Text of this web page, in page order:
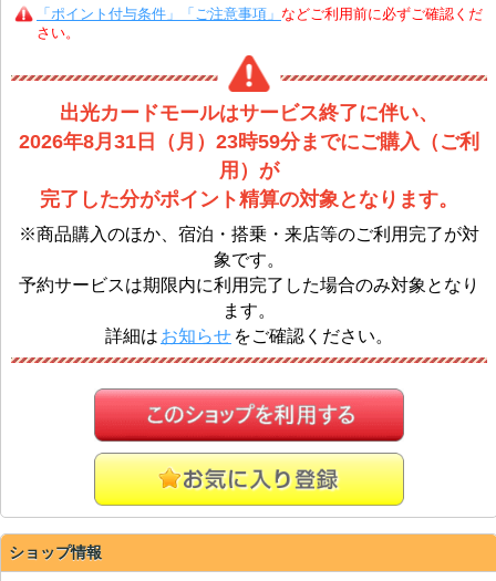
「ポイント付与条件」「ご注意事項」 などご利用前に必ずご確認くだ
さい。
出光カードモールはサービス終了に伴い、
2026年8月31日（月）23時59分までにご購入（ご利
用）が
完了した分がポイント精算の対象となります。
※商品購入のほか、宿泊・搭乗・来店等のご利用完了が対
象です。
予約サービスは期限内に利用完了した場合のみ対象となり
ます。
詳細は お知らせ をご確認ください。
ショップ情報